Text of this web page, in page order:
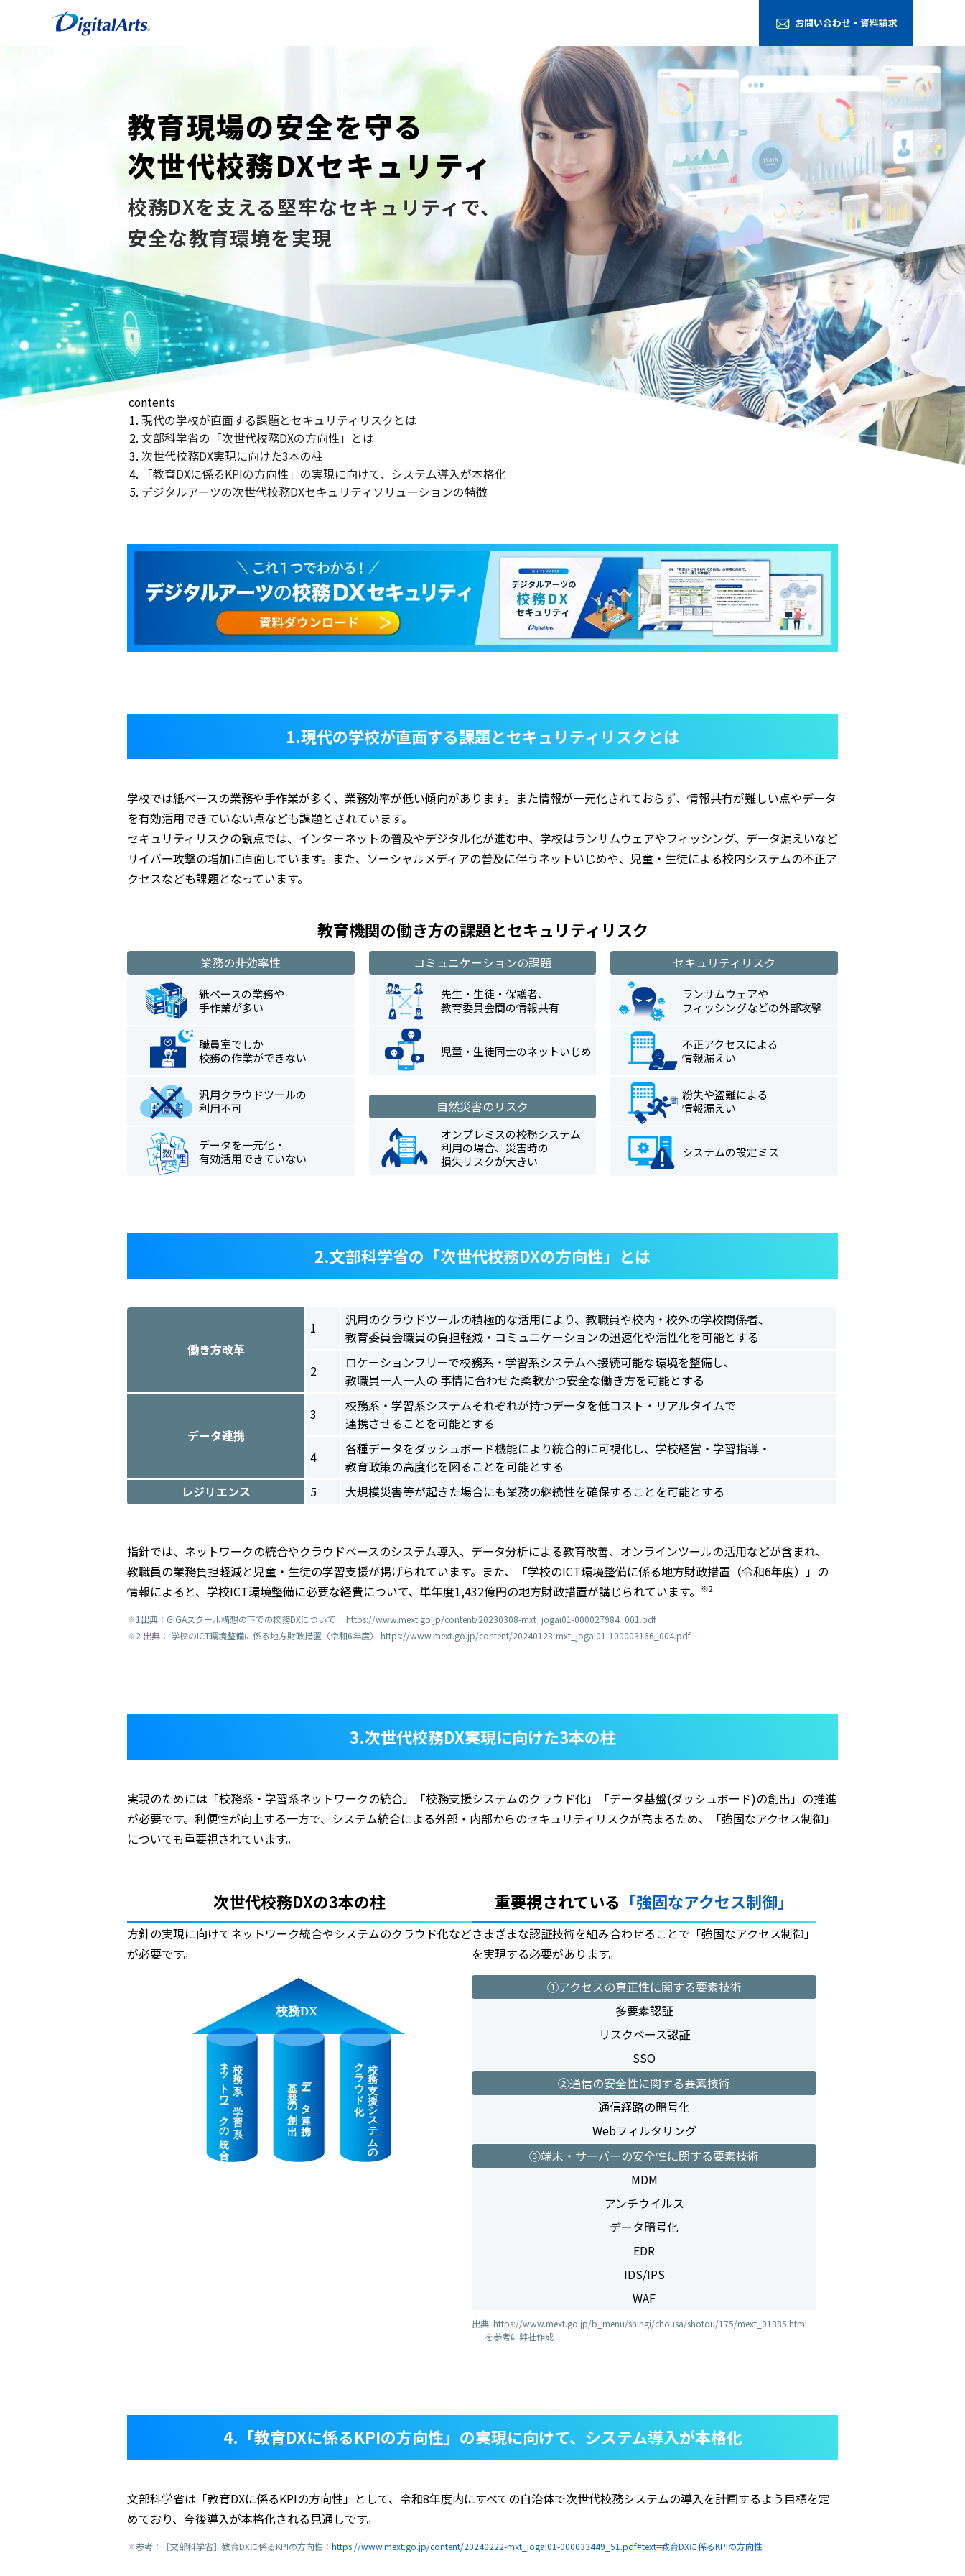
お問い合わせ・資料請求
教育現場の安全を守る
次世代校務DXセキュリティ
校務DXを支える堅牢なセキュリティで、
安全な教育環境を実現
現代の学校が直面する課題とセキュリティリスクとは
文部科学省の「次世代校務DXの方向性」とは
次世代校務DX実現に向けた3本の柱
「教育DXに係るKPIの方向性」の実現に向けて、システム導入が本格化
デジタルアーツの次世代校務DXセキュリティソリューションの特徴
1.現代の学校が直面する課題とセキュリティリスクとは
学校では紙ベースの業務や手作業が多く、業務効率が低い傾向があります。また情報が一元化されておらず、情報共有が難しい点やデータ
を有効活用できていない点なども課題とされています。
セキュリティリスクの観点では、インターネットの普及やデジタル化が進む中、学校はランサムウェアやフィッシング、データ漏えいなど
サイバー攻撃の増加に直面しています。また、ソーシャルメディアの普及に伴うネットいじめや、児童・生徒による校内システムの不正ア
クセスなども課題となっています。
教育機関の働き方の課題とセキュリティリスク
業務の非効率性
紙ベースの業務や
手作業が多い
職員室でしか
校務の作業ができない
汎用クラウドツールの
利用不可
データを一元化・
有効活用できていない
コミュニケーションの課題
先生・生徒・保護者、
教育委員会間の情報共有
児童・生徒同士のネットいじめ
自然災害のリスク
オンプレミスの校務システム
利用の場合、災害時の
損失リスクが大きい
セキュリティリスク
ランサムウェアや
フィッシングなどの外部攻撃
不正アクセスによる
情報漏えい
紛失や盗難による
情報漏えい
システムの設定ミス
2.文部科学省の「次世代校務DXの方向性」とは
働き方改革
1
汎用のクラウドツールの積極的な活用により、教職員や校内・校外の学校関係者、
教育委員会職員の負担軽減・コミュニケーションの迅速化や活性化を可能とする
2
ロケーションフリーで校務系・学習系システムへ接続可能な環境を整備し、
教職員一人一人の 事情に合わせた柔軟かつ安全な働き方を可能とする
データ連携
3
校務系・学習系システムそれぞれが持つデータを低コスト・リアルタイムで
連携させることを可能とする
4
各種データをダッシュボード機能により統合的に可視化し、学校経営・学習指導・
教育政策の高度化を図ることを可能とする
レジリエンス
5 大規模災害等が起きた場合にも業務の継続性を確保することを可能とする
指針では、ネットワークの統合やクラウドベースのシステム導入、データ分析による教育改善、オンラインツールの活用などが含まれ、
教職員の業務負担軽減と児童・生徒の学習支援が掲げられています。また、「学校のICT環境整備に係る地方財政措置（令和6年度）」の
情報によると、学校ICT環境整備に必要な経費について、単年度1,432億円の地方財政措置が講じられています。
※2
※1出典：GIGAスクール構想の下での校務DXについて https://www.mext.go.jp/content/20230308-mxt_jogai01-000027984_001.pdf
※2 出典： 学校のICT環境整備に係る地方財政措置（令和6年度） https://www.mext.go.jp/content/20240123-mxt_jogai01-100003166_004.pdf
3.次世代校務DX実現に向けた3本の柱
実現のためには「校務系・学習系ネットワークの統合」「校務支援システムのクラウド化」「データ基盤(ダッシュボード)の創出」の推進
が必要です。利便性が向上する一方で、システム統合による外部・内部からのセキュリティリスクが高まるため、「強固なアクセス制御」
についても重要視されています。
次世代校務DXの3本の柱
方針の実現に向けてネットワーク統合やシステムのクラウド化など
が必要です。
重要視されている 「強固なアクセス制御」
さまざまな認証技術を組み合わせることで「強固なアクセス制御」
を実現する必要があります。
①アクセスの真正性に関する要素技術
多要素認証
リスクベース認証
SSO
②通信の安全性に関する要素技術
通信経路の暗号化
Webフィルタリング
③端末・サーバーの安全性に関する要素技術
MDM
アンチウイルス
データ暗号化
EDR
IDS/IPS
WAF
出典: https://www.mext.go.jp/b_menu/shingi/chousa/shotou/175/mext_01385.html
を参考に弊社作成
4.「教育DXに係るKPIの方向性」の実現に向けて、システム導入が本格化
文部科学省は「教育DXに係るKPIの方向性」として、令和8年度内にすべての自治体で次世代校務システムの導入を計画するよう目標を定
めており、今後導入が本格化される見通しです。
※参考：［文部科学省］教育DXに係るKPIの方向性： https://www.mext.go.jp/content/20240222-mxt_jogai01-000033449_51.pdf#text=教育DXに係るKPIの方向性